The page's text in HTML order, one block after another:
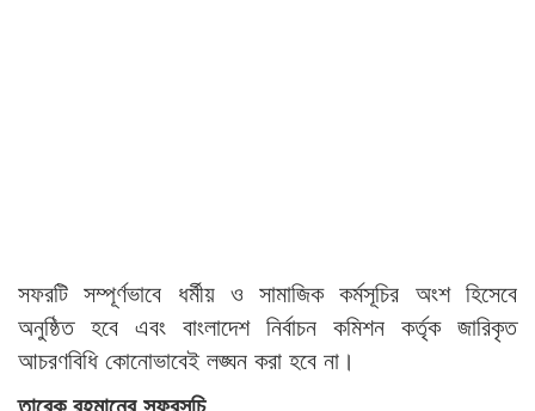
সফরটি সম্পূর্ণভাবে ধর্মীয় ও সামাজিক কর্মসূচির অংশ হিসেবে
অনুষ্ঠিত হবে এবং বাংলাদেশ নির্বাচন কমিশন কর্তৃক জারিকৃত
আচরণবিধি কোনোভাবেই লঙ্ঘন করা হবে না।